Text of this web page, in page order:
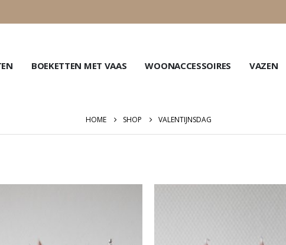
BOEKETTEN MET VAAS WOONACCESSOIRES VAZEN
HOME SHOP VALENTIJNSDAG